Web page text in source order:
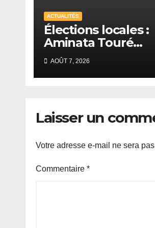
ACTUALITÉS
Élections locales :
Aminata Touré
estime que
Diomaye Faye peut
légalement
AOÛT 7, 2026
Laisser un
Votre adresse e-mail ne sera
Commentaire *